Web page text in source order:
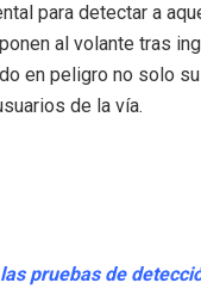
para detectar a
al volante tras
en peligro no solo
de la vía.
pruebas de